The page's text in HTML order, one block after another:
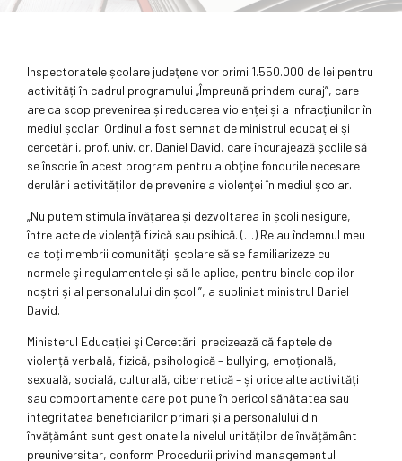
Inspectoratele școlare judeţene vor primi 1.550.000 de lei pentru
activități în cadrul programului „Împreună prindem curaj”, care
are ca scop prevenirea și reducerea violenței și a infracțiunilor în
mediul școlar. Ordinul a fost semnat de ministrul educației și
cercetării, prof. univ. dr. Daniel David, care încurajează școlile să
se înscrie în acest program pentru a obţine fondurile necesare
derulării activi­tăților de prevenire a violenței în mediul școlar.
„Nu putem stimula învățarea și dezvoltarea în școli nesigure,
între acte de violență fizică sau psihică. (…) Reiau îndemnul meu
ca toți membrii comunității școlare să se familiarizeze cu
normele şi regulamentele și să le aplice, pentru binele copiilor
noștri și al personalului din școli”, a subliniat ministrul Daniel
David.
Ministerul Educaţiei şi Cercetării precizează că faptele de
violență verbală, fizică, psihologică – bullying, emoțională,
sexuală, socială, culturală, cibernetică – și orice alte activități
sau comportamente care pot pune în pericol sănătatea sau
integritatea beneficiarilor primari și a personalului din
învățământ sunt gestionate la nivelul unităților de învățământ
preuniversitar, conform Procedurii privind managementul